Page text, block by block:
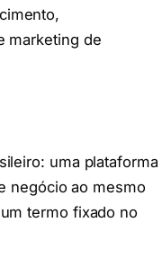
marketing de
uma plataforma
negócio ao mesmo
termo fixado no